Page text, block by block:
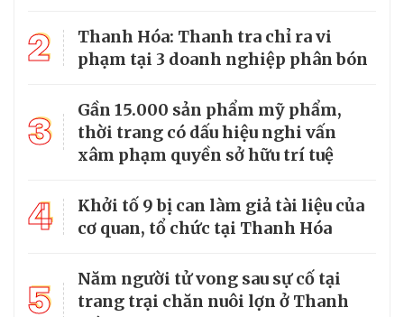
2
Thanh Hóa: Thanh tra chỉ ra vi
phạm tại 3 doanh nghiệp phân bón
3
Gần 15.000 sản phẩm mỹ phẩm,
thời trang có dấu hiệu nghi vấn
xâm phạm quyền sở hữu trí tuệ
4
Khởi tố 9 bị can làm giả tài liệu của
cơ quan, tổ chức tại Thanh Hóa
5
Năm người tử vong sau sự cố tại
trang trại chăn nuôi lợn ở Thanh